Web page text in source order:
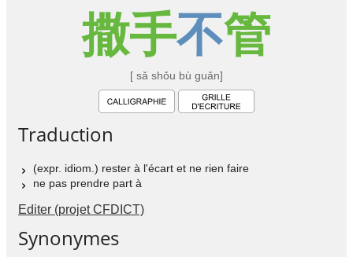
撒手不管
[ sǎ shǒu bù guǎn]
Traduction
(expr. idiom.) rester à l'écart et ne rien faire
ne pas prendre part à
Editer (projet CFDICT)
Synonymes